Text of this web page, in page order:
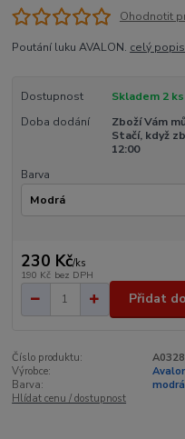
Ohodnotit
Poutání luku AVALON. celý popis
Dostupnost
Skladem 2 ks
Doba dodání
Zboží Vám
Stačí, když
12:00
Barva
230 Kč/ks
190 Kč bez DPH
Přidat
Číslo produktu:
Výrobce:
Barva:
modrá
Hlídat cenu / dostupnost